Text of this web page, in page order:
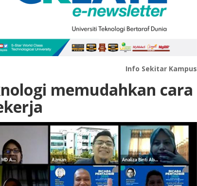
Info Sekitar Kampus
memudahkan cara